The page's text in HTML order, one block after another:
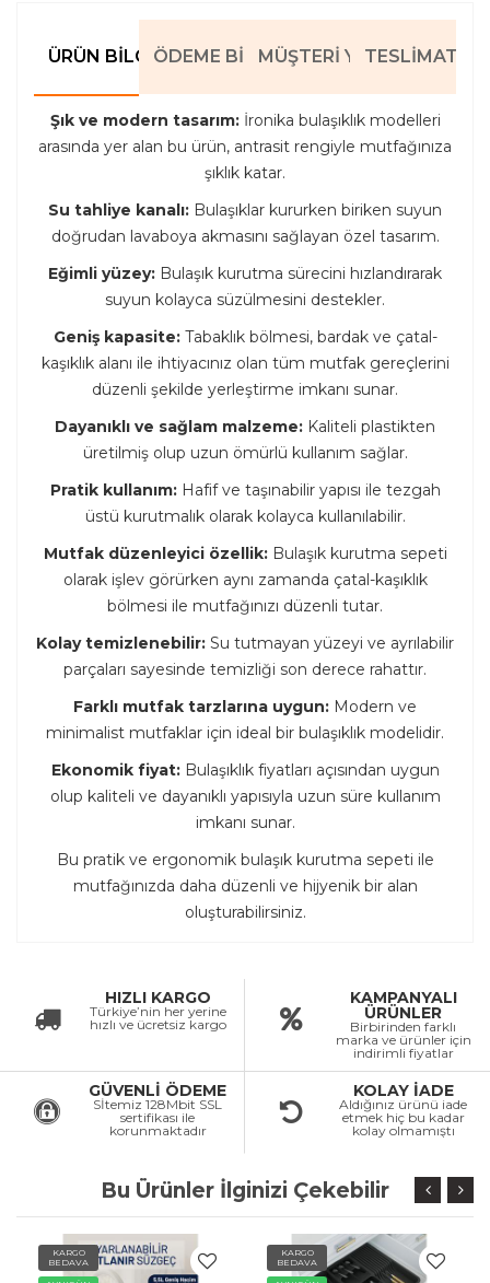
ÜRÜN BILGILERIÖDEME BILGILERIMÜŞTERI YORUMLARI
TESLIMAT
Şık ve modern tasarım:İronika bulaşıklık modelleri
arasında yer alan bu ürün, antrasit rengiyle mutfağınıza
şıklık katar.
Su tahliye kanalı: Bulaşıklar kururken biriken suyun
doğrudan lavaboya akmasını sağlayan özel tasarım.
Eğimli yüzey: Bulaşık kurutma sürecini hızlandırarak
suyun kolayca süzülmesini destekler.
Geniş kapasite:Tabaklık bölmesi, bardak ve çatal-
kaşıklık alanı ile ihtiyacınız olan tüm mutfak gereçlerini
düzenli şekilde yerleştirme imkanı sunar.
Dayanıklı ve sağlam malzeme: Kaliteli plastikten
üretilmiş olup uzun ömürlü kullanım sağlar.
Pratik kullanım:Hafif ve taşınabilir yapısı ile tezgah
üstü kurutmalık olarak kolayca kullanılabilir.
Mutfak düzenleyici özellik:Bulaşık kurutma sepeti
olarak işlev görürken aynı zamanda çatal-kaşıklık
bölmesi ile mutfağınızı düzenli tutar.
Kolay temizlenebilir: Su tutmayan yüzeyi ve ayrılabilir
parçaları sayesinde temizliği son derece rahattır.
Farklı mutfak tarzlarına uygun: Modern ve
minimalist mutfaklar için ideal bir bulaşıklık modelidir.
Ekonomik fiyat:Bulaşıklık fiyatları açısından uygun
olup kaliteli ve dayanıklı yapısıyla uzun süre kullanım
imkanı sunar.
Bu pratik ve ergonomik bulaşık kurutma sepeti ile
mutfağınızda daha düzenli ve hijyenik bir alan
oluşturabilirsiniz.
HIZLI KARGO
Türkiye’nin her yerine
hızlı ve ücretsiz kargo
KAMPANYALI
ÜRÜNLER
Birbirinden farklı
marka ve ürünler için
indirimli fiyatlar
GÜVENLİ ÖDEME
Sİtemiz 128Mbit SSL
sertifikası ile
korunmaktadır
KOLAY İADE
Aldığınız ürünü iade
etmek hiç bu kadar
kolay olmamıştı
Bu Ürünler İlginizi Çekebilir
KARGO
BEDAVA
KARGO
BEDAVA